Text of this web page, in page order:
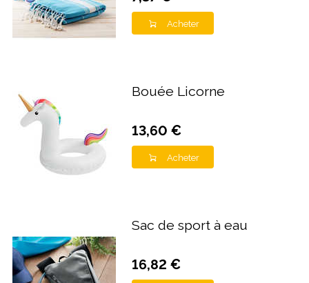
Acheter
Bouée Licorne
13,60 €
Acheter
Sac de sport à eau
16,82 €